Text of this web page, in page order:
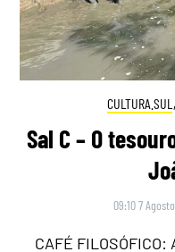
CULTURA.SUL ,
Sal C – O
09:10 7
CAFÉ